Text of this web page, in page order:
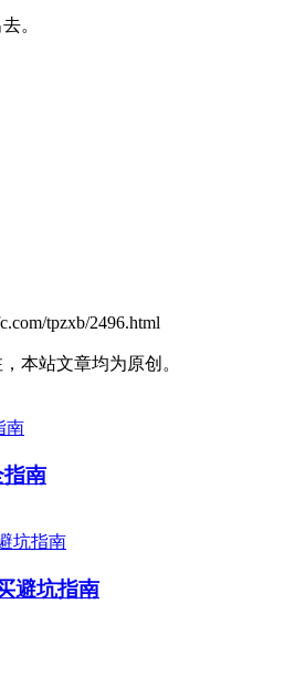
。
tpzxb/2496.html
本站文章均为原创。
南
避坑指南